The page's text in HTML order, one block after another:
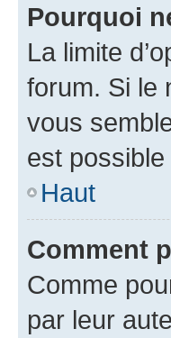
Pourquoi
La limite
forum. Si le
vous
est possible
Haut
Comment
Comme
par leur